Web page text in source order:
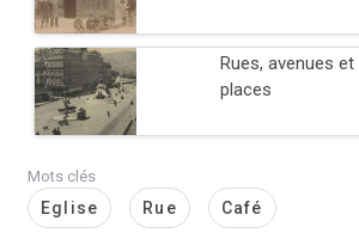
Rues, avenues et
places
Mots clés
Eglise Rue Café